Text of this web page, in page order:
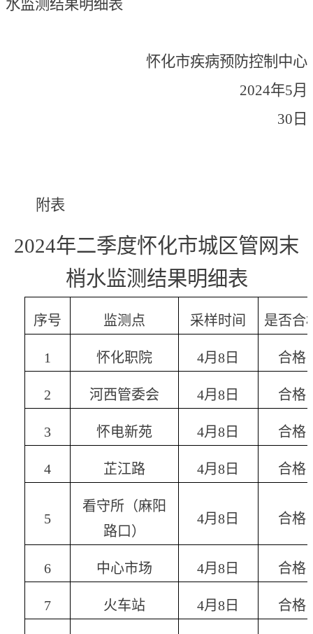
水监测结果明细表
怀化市疾病预防控制中心
2024年5月
30日
附表
2024年二季度怀化市城区管网末
梢水监测结果明细表
序号 监测点 采样时间 是否合
1 怀化职院 4月8 日 合格
2 河西管委会 4月8 日 合格
3 怀电新苑 4月8 日 合格
4 芷江路 4月8 日 合格
5
看守所（麻阳
路口）
4月8 日 合格
6 中心市场 4月8 日 合格
7 火车站 4月8 日 合格